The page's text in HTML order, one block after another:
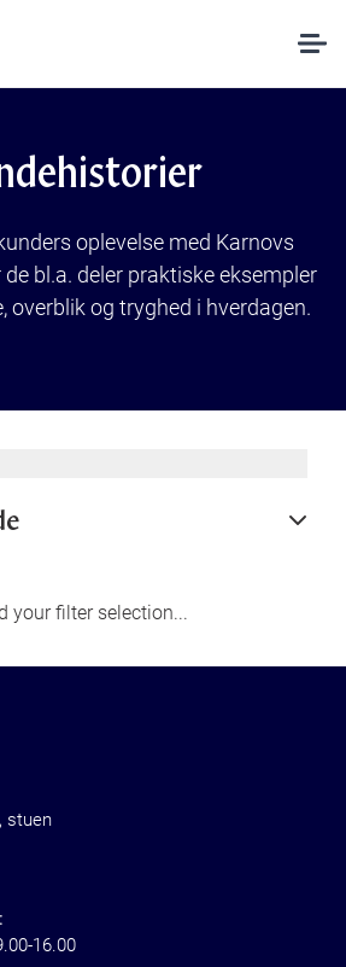
oplevelse med Karnovs
de bl.a. deler praktiske eksempler
overblik og tryghed i hverdagen.
your filter selection...
stuen
16.00